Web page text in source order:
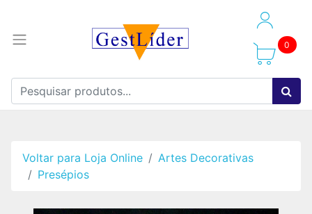
0
Voltar para Loja Online
Artes Decorativas
Presépios